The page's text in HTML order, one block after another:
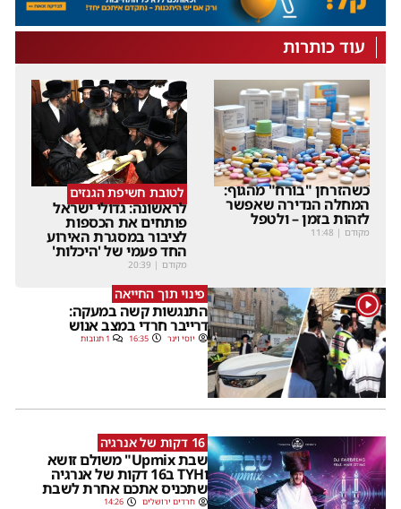
עוד כותרות
כשהזרחן "בורח" מהגוף:
המחלה הנדירה שאפשר
לזהות בזמן – ולטפל
מקודם |
11:48
לטובת חשיפת הגנזים
לראשונה: גדולי ישראל
פותחים את הכספות
לציבור במסגרת האירוע
החד פעמי של 'היכלות'
מקודם |
20:39
1 פינוי תוך החייאה
התנגשות קשה במעקה:
דרייבר חרדי במצב אנוש
יוסי וינר 16:35 1 תגובות
16 דקות של אנרגיה
שבת Upmix" משולם זושא
וTYH ב16 דקות של אנרגיה
שתכניס אתכם אחרת לשבת
חרדים ירושלים 14:26